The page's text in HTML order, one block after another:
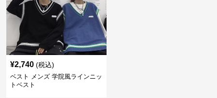
¥2,740 (税込)
ベスト メンズ 学院風ラインニッ
トベスト